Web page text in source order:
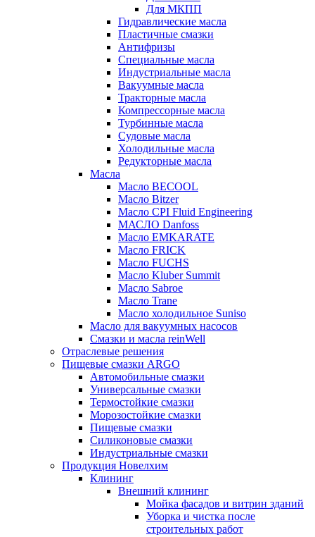
Для МКПП
Гидравлические масла
Пластичные смазки
Антифризы
Специальные масла
Индустриальные масла
Вакуумные масла
Тракторные масла
Компрессорные масла
Турбинные масла
Судовые масла
Холодильные масла
Редукторные масла
Масла
Масло BECOOL
Масло Bitzer
Масло CPI Fluid Engineering
МАСЛО Danfoss
Масло EMKARATE
Масло FRICK
Масло FUCHS
Масло Kluber Summit
Масло Sabroe
Масло Trane
Масло холодильное Suniso
Масло для вакуумных насосов
Смазки и масла reinWell
Отраслевые решения
Пищевые смазки ARGO
Автомобильные смазки
Универсальные смазки
Термостойкие смазки
Морозостойкие смазки
Пищевые смазки
Силиконовые смазки
Индустриальные смазки
Продукция Новелхим
Клининг
Внешний клининг
Мойка фасадов и витрин зданий
Уборка и чистка после
строительных работ